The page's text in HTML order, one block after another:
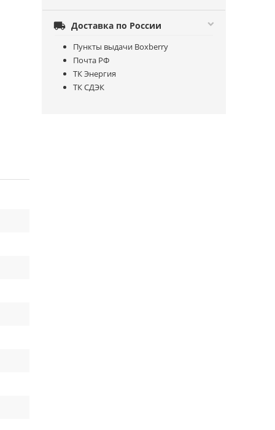
 Доставка по России
Пункты выдачи Boxberry
Почта РФ
ТК Энергия
ТК СДЭК